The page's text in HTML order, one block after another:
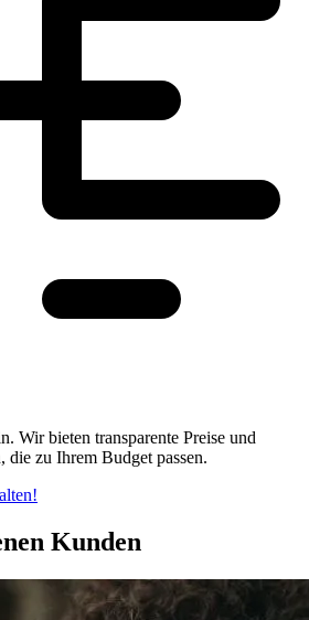
Wir bieten transparente Preise und
die zu Ihrem Budget passen.
Kunden